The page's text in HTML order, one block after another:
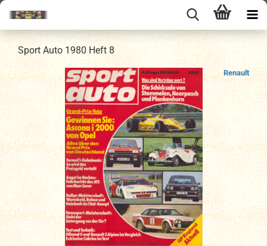
Sport Auto 1980 Heft 8
Renault